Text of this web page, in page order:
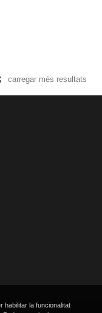
carregar més resultats
habilitar la funcionalitat